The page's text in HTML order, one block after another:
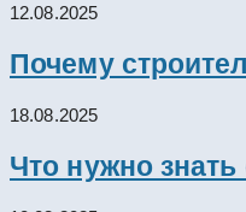
12.08.2025
Почему
18.08.2025
Что нужно